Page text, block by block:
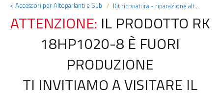
< Accessori per Altoparlanti e Sub Kit riconatura - riparazione altoparlanti
ATTENZIONE: IL PRODOTTO RK
18HP1020-8 È FUORI
PRODUZIONE
TI INVITIAMO A VISITARE IL